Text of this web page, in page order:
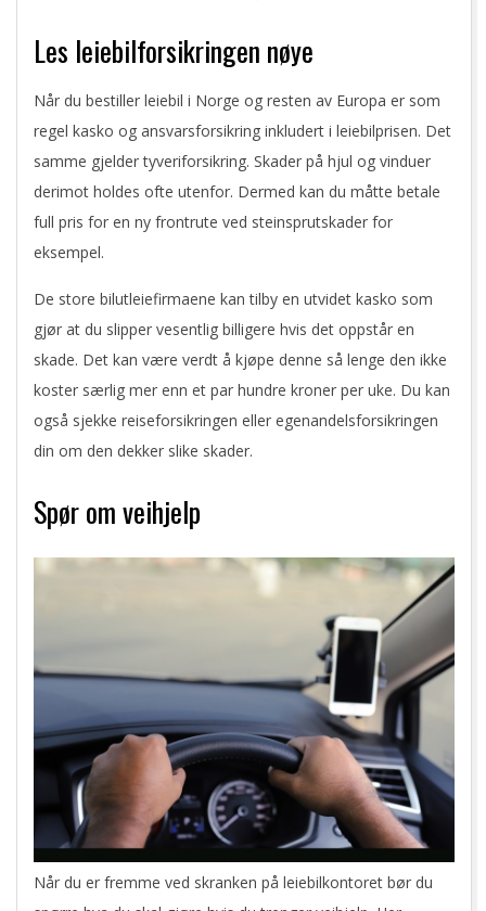
Les leiebilforsikringen nøye
Når du bestiller leiebil i Norge og resten av Europa er som
regel kasko og ansvarsforsikring inkludert i leiebilprisen. Det
samme gjelder tyveriforsikring. Skader på hjul og vinduer
derimot holdes ofte utenfor. Dermed kan du måtte betale
full pris for en ny frontrute ved steinsprutskader for
eksempel.
De store bilutleiefirmaene kan tilby en utvidet kasko som
gjør at du slipper vesentlig billigere hvis det oppstår en
skade. Det kan være verdt å kjøpe denne så lenge den ikke
koster særlig mer enn et par hundre kroner per uke. Du kan
også sjekke reiseforsikringen eller egenandelsforsikringen
din om den dekker slike skader.
Spør om veihjelp
Når du er fremme ved skranken på leiebilkontoret bør du